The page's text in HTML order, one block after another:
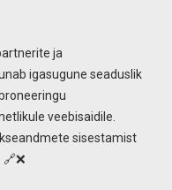
ja
igasugune seaduslik
veebisaidile.
sisestamist